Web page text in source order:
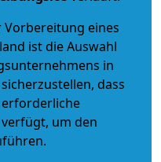
eines
ist die Auswahl
in
dass
um den